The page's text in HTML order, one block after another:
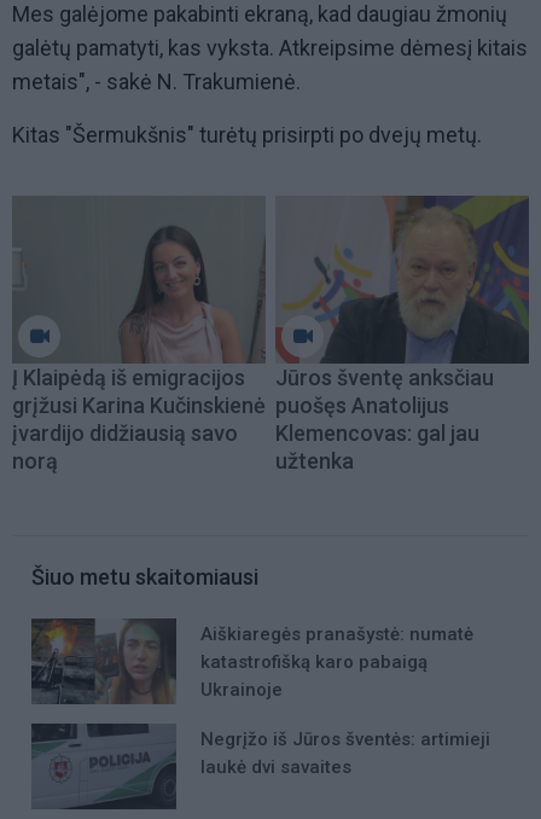
Mes galėjome pakabinti ekraną, kad daugiau žmonių
galėtų pamatyti, kas vyksta. Atkreipsime dėmesį kitais
metais", - sakė N. Trakumienė.
Kitas "Šermukšnis" turėtų prisirpti po dvejų metų.
Į Klaipėdą iš emigracijos
grįžusi Karina Kučinskienė
įvardijo didžiausią savo
norą
Jūros šventę anksčiau
puošęs Anatolijus
Klemencovas: gal jau
užtenka
Šiuo metu skaitomiausi
Aiškiaregės pranašystė: numatė
katastrofišką karo pabaigą
Ukrainoje
Negrįžo iš Jūros šventės: artimieji
laukė dvi savaites